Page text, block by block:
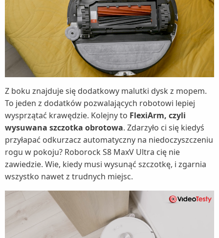
Z boku znajduje się dodatkowy malutki dysk z mopem.
To jeden z dodatków pozwalających robotowi lepiej
wysprzątać krawędzie. Kolejny to FlexiArm, czyli
wysuwana szczotka obrotowa. Zdarzyło ci się kiedyś
przyłapać odkurzacz automatyczny na niedoczyszczeniu
rogu w pokoju? Roborock S8 MaxV Ultra cię nie
zawiedzie. Wie, kiedy musi wysunąć szczotkę, i zgarnia
wszystko nawet z trudnych miejsc.